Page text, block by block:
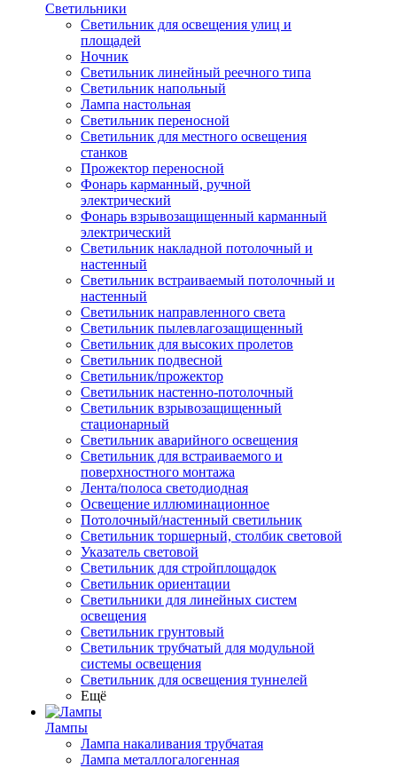
Светильники
Светильник для освещения улиц и
площадей
Ночник
Светильник линейный реечного типа
Светильник напольный
Лампа настольная
Светильник переносной
Светильник для местного освещения
станков
Прожектор переносной
Фонарь карманный, ручной
электрический
Фонарь взрывозащищенный карманный
электрический
Светильник накладной потолочный и
настенный
Светильник встраиваемый потолочный и
настенный
Светильник направленного света
Светильник пылевлагозащищенный
Светильник для высоких пролетов
Светильник подвесной
Светильник/прожектор
Светильник настенно-потолочный
Светильник взрывозащищенный
стационарный
Светильник аварийного освещения
Светильник для встраиваемого и
поверхностного монтажа
Лента/полоса светодиодная
Освещение иллюминационное
Потолочный/настенный светильник
Светильник торшерный, столбик световой
Указатель световой
Светильник для стройплощадок
Светильник ориентации
Светильники для линейных систем
освещения
Светильник грунтовый
Светильник трубчатый для модульной
системы освещения
Светильник для освещения туннелей
Ещё
Лампы
Лампа накаливания трубчатая
Лампа металлогалогенная